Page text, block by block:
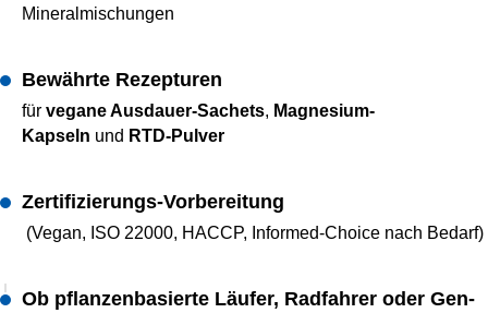
Mineralmischungen
Bewährte Rezepturen
für vegane Ausdauer-Sachets, Magnesium-
Kapseln und RTD-Pulver
Zertifizierungs-Vorbereitung
(Vegan, ISO 22000, HACCP, Informed-Choice nach Bedarf)
Ob pflanzenbasierte Läufer, Radfahrer oder Gen-